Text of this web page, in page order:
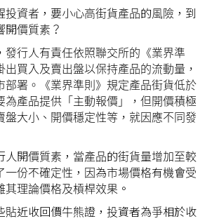
投資者，要小心高街貨產品的風險，到
開價質素？
發行人有責任依照聯交所的《業界準
出買入及賣出盤以保持產品的流動量，
部署。《業界準則》規定產品街貨低於
為產品提供「主動報價」，但開價積極
盤大小、開價穩定性等，就因應不同發
人開價質素，當產品的街貨量增加至較
一份不確定性，因為市場價格有機會受
其理論價格及槓桿效果。
貼近收回價牛熊證，投資者為爭相於收